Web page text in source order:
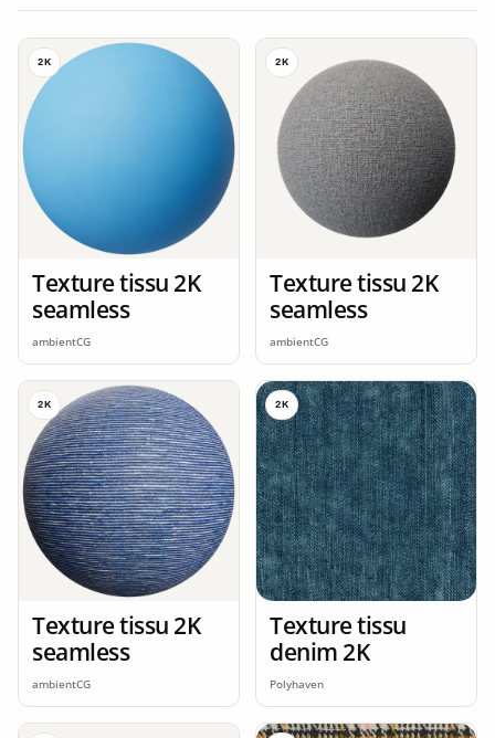
2K
Texture tissu 2K
seamless
ambientCG
2K
Texture tissu 2K
seamless
ambientCG
2K
Texture tissu 2K
seamless
ambientCG
2K
Texture tissu
denim 2K
Polyhaven